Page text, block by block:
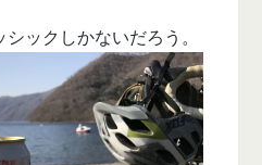
ックしかないだろう。